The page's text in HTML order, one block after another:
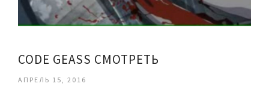
CODE GEASS СМОТРЕТЬ
АПРЕЛЬ 15, 2016